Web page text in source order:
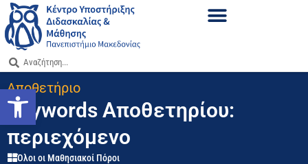
Ανοίξτε τη γραμμή εργαλείων
Αποθετήριο
Keywords Αποθετηρίου:
περιεχόμενο
Όλοι οι Μαθησιακοί Πόροι